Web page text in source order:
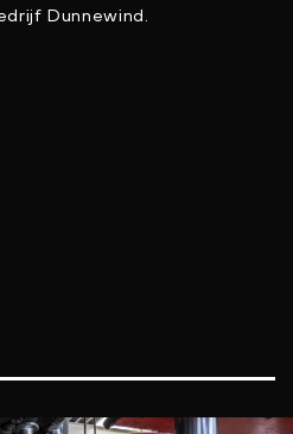
Dunnewind.